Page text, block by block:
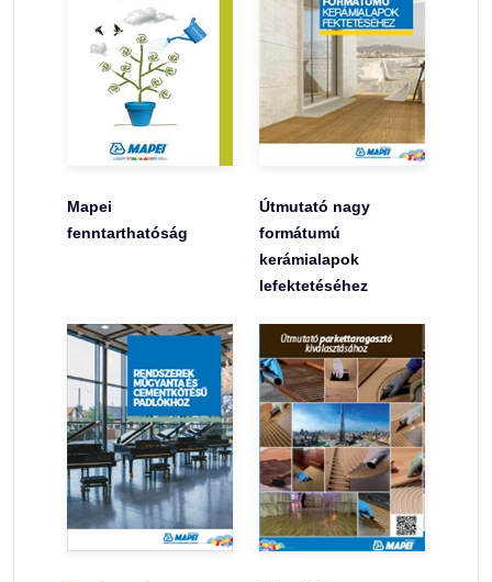
Mapei
fenntarthatóság
Útmutató nagy
formátumú
kerámialapok
lefektetéséhez